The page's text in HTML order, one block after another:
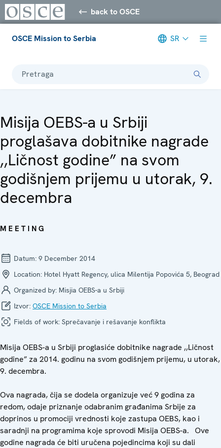
back to OSCE
OSCE Mission to Serbia SR
Pretraga
Misija OEBS-a u Srbiji
proglašava dobitnike nagrade
,,Ličnost godine” na svom
godišnjem prijemu u utorak, 9.
decembra
MEETING
Datum: 9 December 2014
Location: Hotel Hyatt Regency, ulica Milentija Popovića 5, Beograd
Organized by: Misjia OEBS-a u Srbiji
Izvor: OSCE Mission to Serbia
Fields of work: Sprečavanje i rešavanje konflikta
Misija OEBS-a u Srbiji proglasiće dobitnike nagrade ,,Ličnost
godine” za 2014. godinu na svom godišnjem prijemu, u utorak,
9. decembra.
Ova nagrada, čija se dodela organizuje već 9 godina za
redom, odaje priznanje odabranim građanima Srbije za
doprinos u promociji vrednosti koje zastupa OEBS, kao i
saradnji na programima koje sprovodi Misija OEBS-a. Ove
godine nagrada će biti uručena pojedincima koji su dali